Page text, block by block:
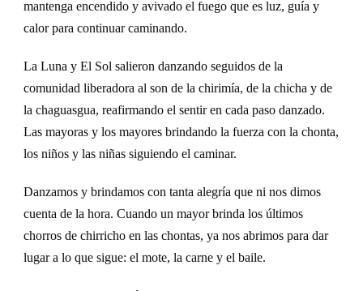
mantenga encendido y avivado el fuego que es luz, guía y
calor para continuar caminando.
La Luna y El Sol salieron danzando seguidos de la
comunidad liberadora al son de la chirimía, de la chicha y de
la chaguasgua, reafirmando el sentiren cada paso danzado.
Las mayoras y los mayores brindando la fuerza con la chonta,
los niños y las niñas siguiendo el caminar.
Danzamos y brindamos con tanta alegría que ni nos dimos
cuenta de la hora. Cuando un mayor brinda los últimos
chorros de chirricho en las chontas, ya nos abrimos para dar
lugar a lo que sigue: el mote, la carne y el baile.